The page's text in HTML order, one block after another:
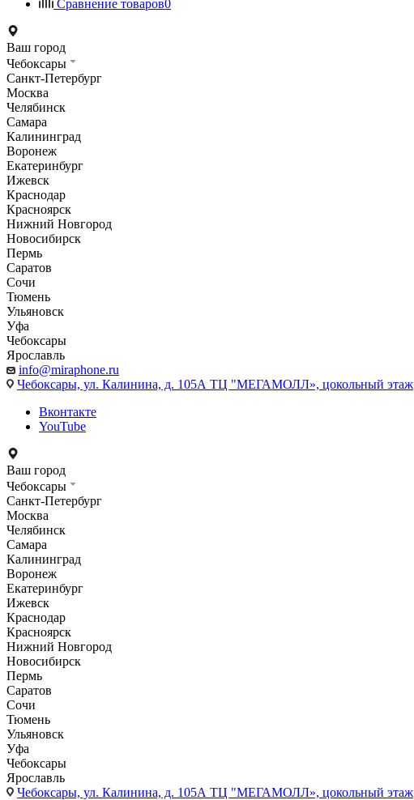
Сравнение товаров0
Ваш город
Чебоксары
Санкт-Петербург
Москва
Челябинск
Самара
Калининград
Воронеж
Екатеринбург
Ижевск
Краснодар
Красноярск
Нижний Новгород
Новосибирск
Пермь
Саратов
Сочи
Тюмень
Ульяновск
Уфа
Чебоксары
Ярославль
info@miraphone.ru
Чебоксары, ул. Калинина, д. 105А ТЦ "МЕГАМОЛЛ», цокольный этаж
Вконтакте
YouTube
Ваш город
Чебоксары
Санкт-Петербург
Москва
Челябинск
Самара
Калининград
Воронеж
Екатеринбург
Ижевск
Краснодар
Красноярск
Нижний Новгород
Новосибирск
Пермь
Саратов
Сочи
Тюмень
Ульяновск
Уфа
Чебоксары
Ярославль
Чебоксары, ул. Калинина, д. 105А ТЦ "МЕГАМОЛЛ», цокольный этаж